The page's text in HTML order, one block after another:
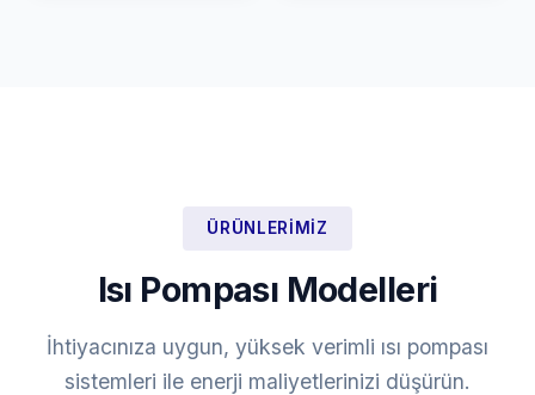
ÜRÜNLERIMIZ
Isı Pompası Modelleri
İhtiyacınıza uygun, yüksek verimli ısı pompası
sistemleri ile enerji maliyetlerinizi düşürün.